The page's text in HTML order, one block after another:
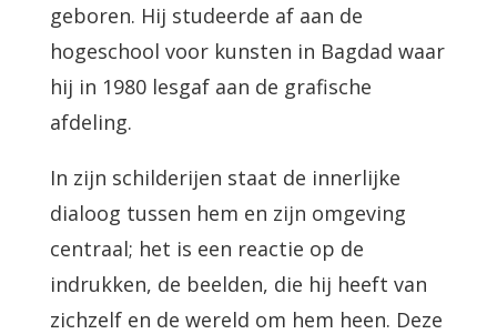
geboren. Hij studeerde af aan de
hogeschool voor kunsten in Bagdad waar
hij in 1980 lesgaf aan de grafische
afdeling.
In zijn schilderijen staat de innerlijke
dialoog tussen hem en zijn omgeving
centraal; het is een reactie op de
indrukken, de beelden, die hij heeft van
zichzelf en de wereld om hem heen. Deze